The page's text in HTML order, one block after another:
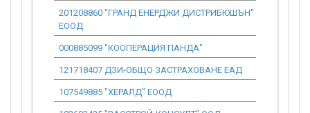
201208860 "ГРАНД ЕНЕРДЖИ ДИСТРИБЮШЪН"
ЕООД
000885099 "КООПЕРАЦИЯ ПАНДА"
121718407 ДЗИ-ОБЩО ЗАСТРАХОВАНЕ ЕАД
107549885 "ХЕРАЛД" ЕООД